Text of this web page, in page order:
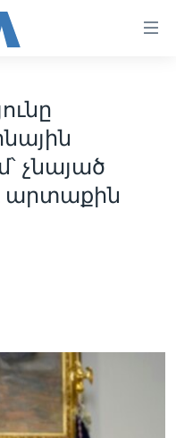
չնայած
արտաքին